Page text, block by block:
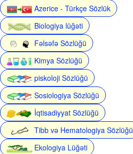
Azerice - Türkçe Sözlük
Biologiya lüğəti
Fəlsəfə Sözlüğü
Kimya Sözlüğü
piskoloji Sözlüğü
Sosiologiya Sözlüğü
İqtisadiyyat Sözlüğü
Tibb və Hematologiya Sözlüğü
Ekologiya Lüğəti